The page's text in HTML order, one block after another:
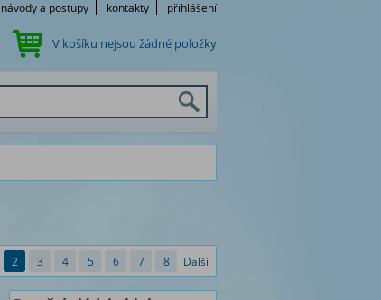
návody a postupy kontakty přihlášení
V košíku nejsou žádné položky
2 3 4 5 6 7 8 Další